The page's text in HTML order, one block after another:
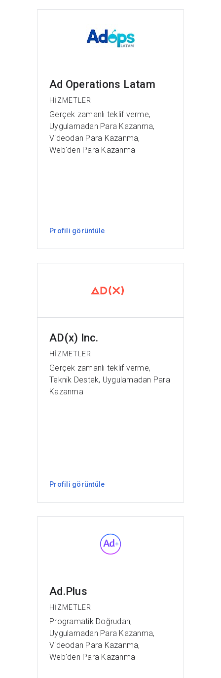
Ad Operations Latam
HIZMETLER
Gerçek zamanlı teklif verme,
Uygulamadan Para Kazanma,
Videodan Para Kazanma,
Web'den Para Kazanma
Profili görüntüle
AD(x) Inc.
HIZMETLER
Gerçek zamanlı teklif verme,
Teknik Destek, Uygulamadan Para
Kazanma
Profili görüntüle
Ad.Plus
HIZMETLER
Programatik Doğrudan,
Uygulamadan Para Kazanma,
Videodan Para Kazanma,
Web'den Para Kazanma